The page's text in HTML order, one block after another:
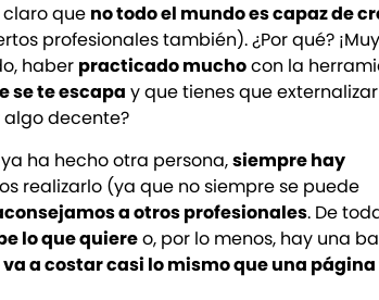
claro que no todo el mundo es capaz de
profesionales también). ¿Por qué? ¡Muy
haber practicado muchocon la
se te escapa y que tienes que externalizar
algo decente?
ha hecho otra persona,siempre hay
realizarlo (ya que no siempre se puede
a otros profesionales. De
lo que quiereo, por lo menos, hay una
a costar casi lo mismo que una